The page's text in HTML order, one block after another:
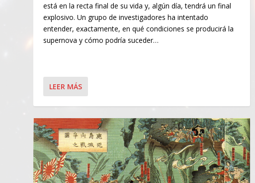
está en la recta final de su vida y, algún día, tendrá un final
explosivo. Un grupo de investigadores ha intentado
entender, exactamente, en qué condiciones se producirá la
supernova y cómo podría suceder…
LEER MÁS